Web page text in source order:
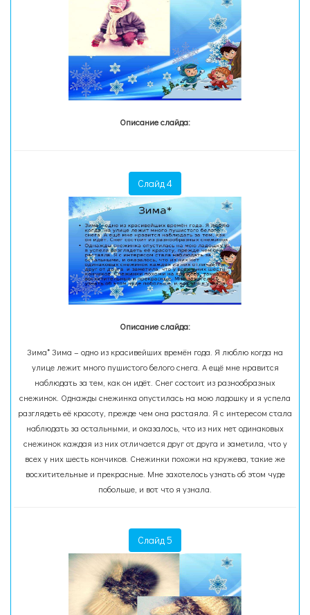
Описание слайда:
Слайд 4
Описание слайда:
Зима* Зима – одно из красивейших времён года. Я люблю когда на
улице лежит много пушистого белого снега. А ещё мне нравится
наблюдать за тем, как он идёт. Снег состоит из разнообразных
снежинок. Однажды снежинка опустилась на мою ладошку и я успела
разглядеть её красоту, прежде чем она растаяла. Я с интересом стала
наблюдать за остальными, и оказалось, что из них нет одинаковых
снежинок каждая из них отличается друг от друга и заметила, что у
всех у них шесть кончиков. Снежинки похожи на кружева, такие же
восхитительные и прекрасные. Мне захотелось узнать об этом чуде
побольше, и вот что я узнала.
Слайд 5